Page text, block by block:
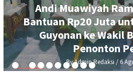
Andi Muawiyah
Bantuan Rp20 Juta
Guyonan ke Wakil
Penonton
By Admin Redaksi / 6